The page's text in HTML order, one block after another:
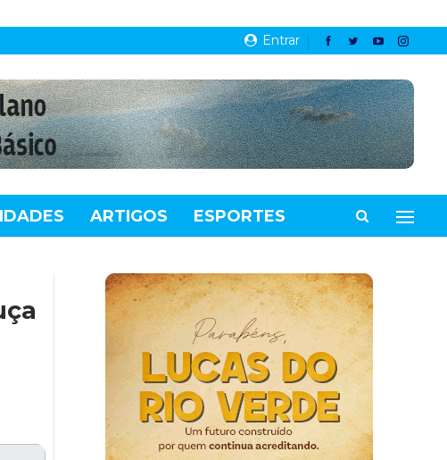
Entrar
ARTIGOS ESPORTES